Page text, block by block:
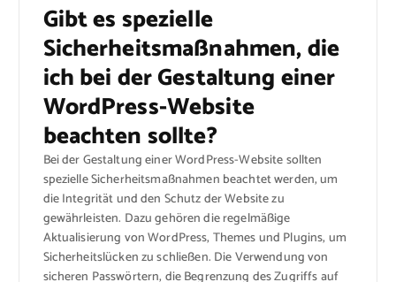
Gibt es spezielle
Sicherheitsmaßnahmen, die
ich bei der Gestaltung einer
WordPress-Website
beachten sollte?
Bei der Gestaltung einer WordPress-Website sollten
spezielle Sicherheitsmaßnahmen beachtet werden, um
die Integrität und den Schutz der Website zu
gewährleisten. Dazu gehören die regelmäßige
Aktualisierung von WordPress, Themes und Plugins, um
Sicherheitslücken zu schließen. Die Verwendung von
sicheren Passwörtern, die Begrenzung des Zugriffs auf